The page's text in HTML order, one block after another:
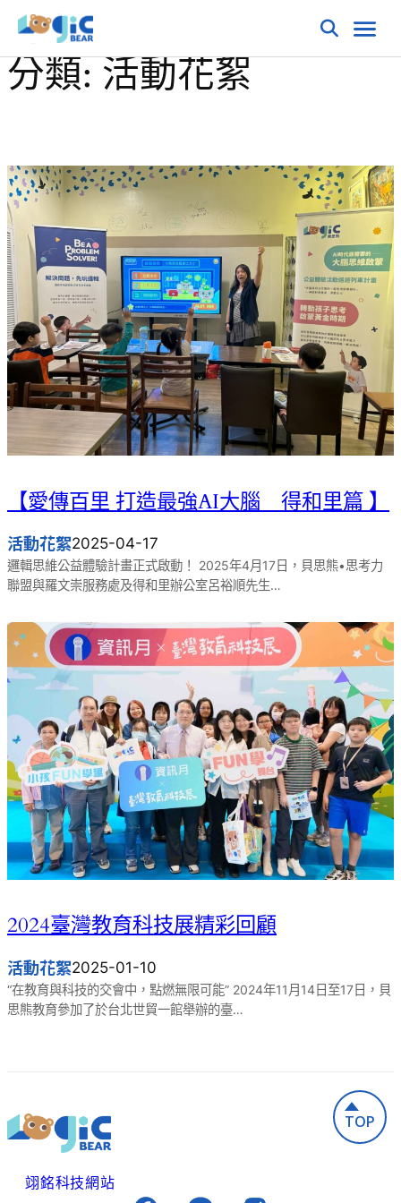
分類: 活動花絮
【愛傳百里 打造最強AI大腦＿得和里篇 】
活動花絮2025-04-17
邏輯思維公益體驗計畫正式啟動！ 2025年4月17日，貝思熊•思考力
聯盟與羅文崇服務處及得和里辦公室呂裕順先生…
2024臺灣教育科技展精彩回顧
活動花絮2025-01-10
“在教育與科技的交會中，點燃無限可能” 2024年11月14日至17日，貝
思熊教育參加了於台北世貿一館舉辦的臺…
TOP
翊銘科技網站